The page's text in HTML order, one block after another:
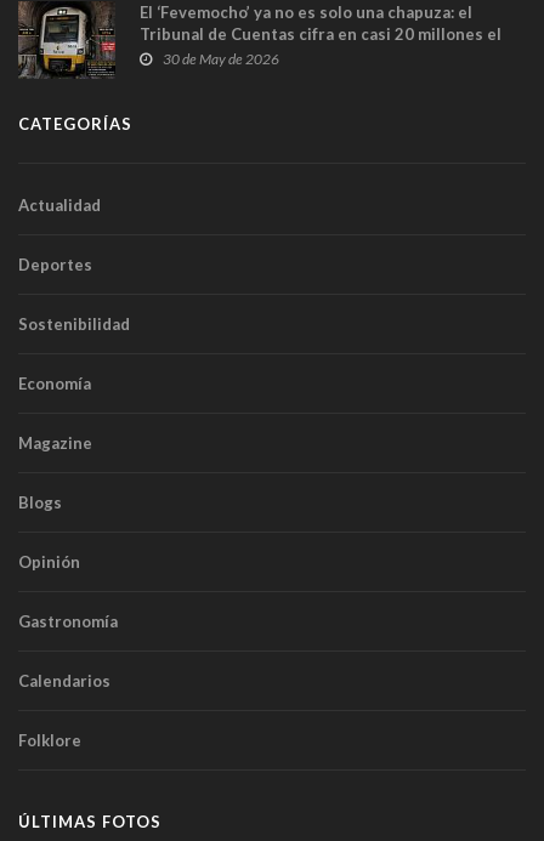
El ‘Fevemocho’ ya no es solo una chapuza: el
Tribunal de Cuentas cifra en casi 20 millones el
sobrecoste de los trenes que no cabían por los
30 de May de 2026
CATEGORÍAS
Actualidad
Deportes
Sostenibilidad
Economía
Magazine
Blogs
Opinión
Gastronomía
Calendarios
Folklore
ÚLTIMAS FOTOS